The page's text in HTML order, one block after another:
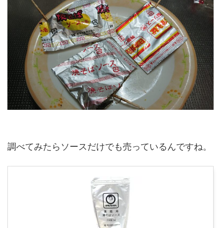
調べてみたらソースだけでも売っているんですね。